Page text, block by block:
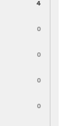
4
0
0
0
0